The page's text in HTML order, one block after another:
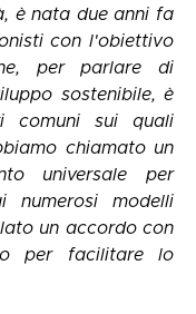
è nata due anni fa
con l'obiettivo
per parlare di
sostenibile, è
comuni sui quali
chiamato un
universale per
numerosi modelli
un accordo con
per facilitare lo